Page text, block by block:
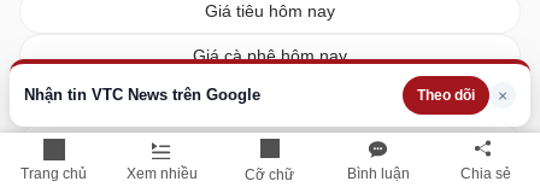
Trang chủ Xem nhiều Cỡ chữ Bình luận Chia sẻ
Nhận tin VTC News trên Google Theo dõi ×
Giá tiêu hôm nay
Giá cà phê hôm nay
Giá lúa gạo hôm nay
XSMN hôm nay